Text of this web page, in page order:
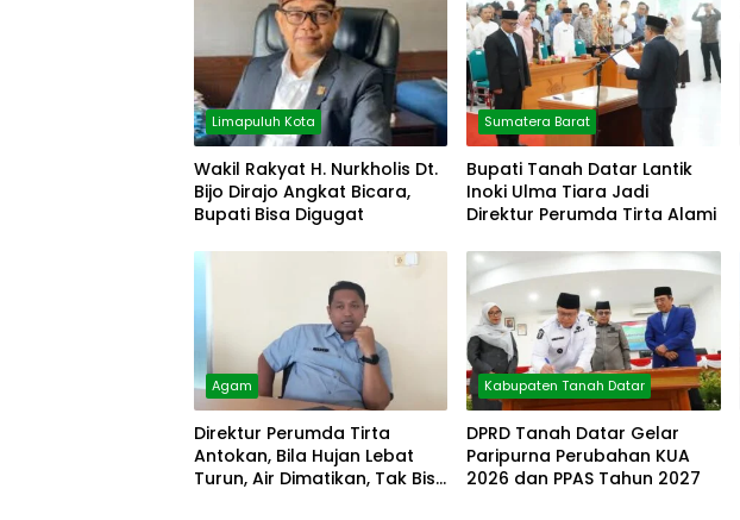
Limapuluh Kota
Wakil Rakyat H. Nurkholis Dt.
Bijo Dirajo Angkat Bicara,
Bupati Bisa Digugat
Sumatera Barat
Bupati Tanah Datar Lantik
Inoki Ulma Tiara Jadi
Direktur Perumda Tirta Alami
Agam
Direktur Perumda Tirta
Antokan, Bila Hujan Lebat
Turun, Air Dimatikan, Tak Bisa
Kabupaten Tanah Datar
DPRD Tanah Datar Gelar
Paripurna Perubahan KUA
2026 dan PPAS Tahun 2027